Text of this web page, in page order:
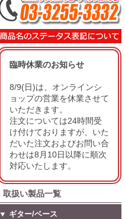
臨時休業のお知らせ
8/9(日)は、オンラインシ
ョップの営業を休業させて
いただきます。
注文については24時間受
け付けておりますが、いた
だいた注文およびお問い合
わせは8月10日以降に順次
対応いたします。
取扱い製品一覧
▼ ギター/ベース